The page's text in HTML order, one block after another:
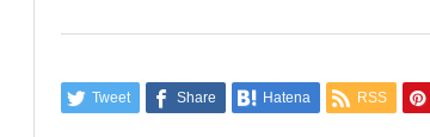
Tweet Share Hatena RSS